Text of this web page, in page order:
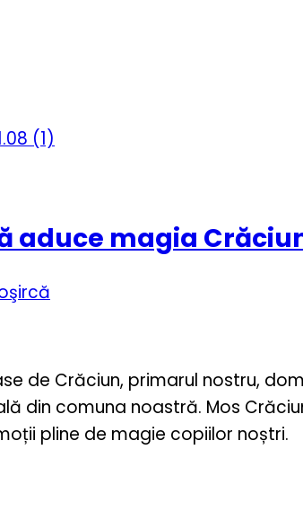
aduce magia
de Crăciun, primarul nostru,
din comuna noastră. Mos
pline de magie copiilor noștri.